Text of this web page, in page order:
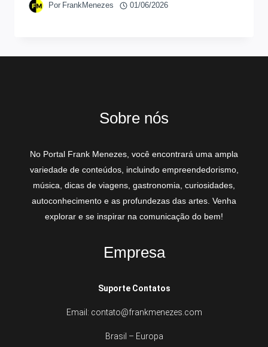
Por FrankMenezes 01/06/2026
Sobre nós
No Portal Frank Menezes, você encontrará uma ampla
variedade de conteúdos, incluindo empreendedorismo,
música, dicas de viagens, gastronomia, curiosidades,
autoconhecimento e as profundezas das artes. Venha
explorar e se inspirar na comunicação do bem!
Empresa
Suporte Contatos
Email: contato@frankmenezes.com
Brasil – Europa